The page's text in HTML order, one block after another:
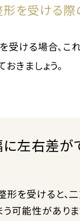
を受ける際
受ける場合、こ
きましょう。
左右差が
形を受けると、
可能性がありま